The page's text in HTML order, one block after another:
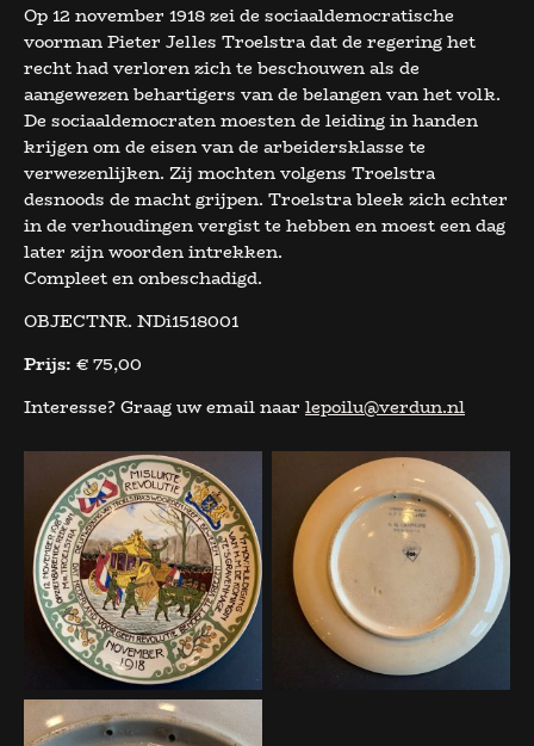
Op 12 november 1918 zei de sociaaldemocratische
voorman Pieter Jelles Troelstra dat de regering het
recht had verloren zich te beschouwen als de
aangewezen behartigers van de belangen van het volk.
De sociaaldemocraten moesten de leiding in handen
krijgen om de eisen van de arbeidersklasse te
verwezenlijken. Zij mochten volgens Troelstra
desnoods de macht grijpen. Troelstra bleek zich echter
in de verhoudingen vergist te hebben en moest een dag
later zijn woorden intrekken.
Compleet en onbeschadigd.
OBJECTNR. NDi1518001
Prijs: € 75,00
Interesse? Graag uw email naar lepoilu@verdun.nl